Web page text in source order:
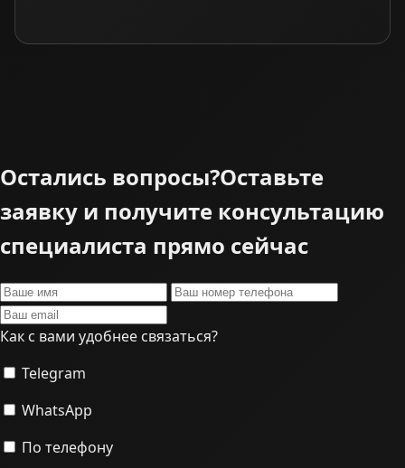
Остались вопросы?Оставьте
заявку и получите консультацию
специалиста прямо сейчас
Как с вами удобнее связаться?
Telegram
WhatsApp
По телефону